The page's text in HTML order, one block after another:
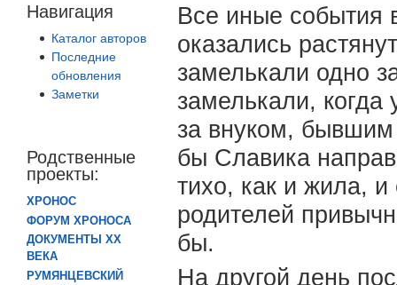
Навигация
Каталог авторов
Последние
обновления
Заметки
Родственные
проекты:
ХРОНОС
ФОРУМ ХРОНОСА
ДОКУМЕНТЫ XX
ВЕКА
РУМЯНЦЕВСКИЙ
Все иные события
оказались
замелькали одно
замелькали,
за внуком,
бы Славика
тихо, как и жила,
родителей
бы.
На другой день